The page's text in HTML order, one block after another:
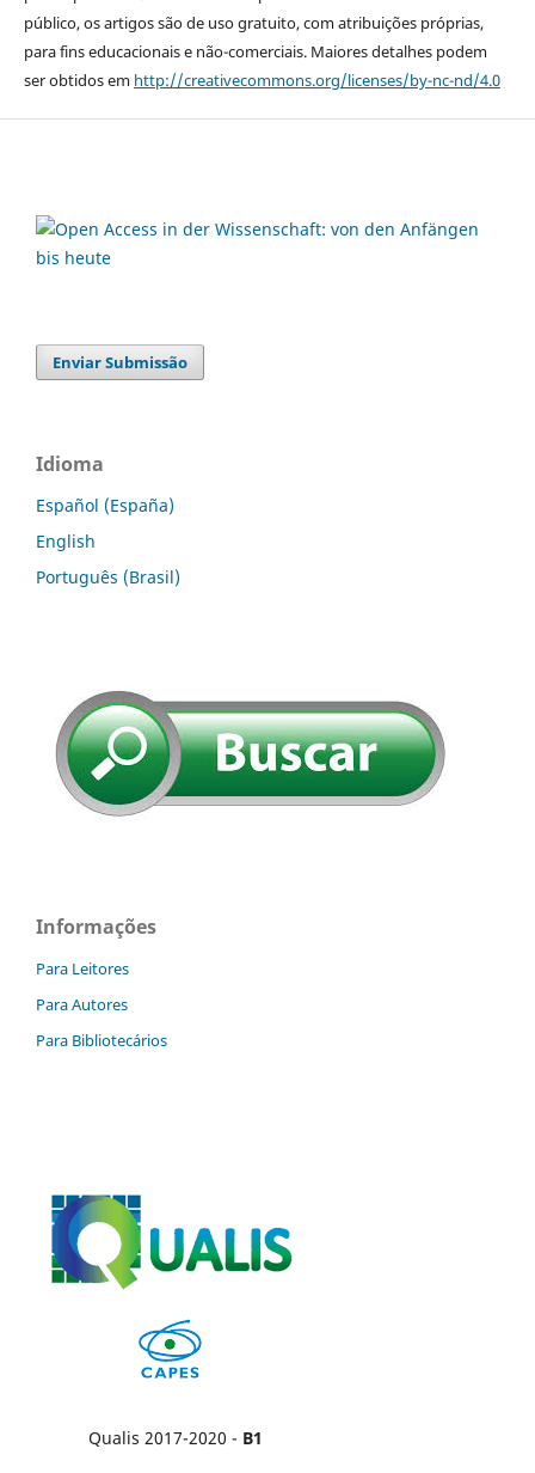
público, os artigos são de uso gratuito, com atribuições próprias,
para fins educacionais e não-comerciais. Maiores detalhes podem
ser obtidos em http://creativecommons.org/licenses/by-nc-nd/4.0
Enviar Submissão
Idioma
Español (España)
English
Português (Brasil)
Informações
Para Leitores
Para Autores
Para Bibliotecários
Qualis 2017-2020 - B1